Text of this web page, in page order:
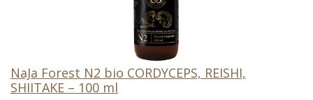
NaJa Forest N2 bio CORDYCEPS, REISHI,
SHIITAKE – 100 ml